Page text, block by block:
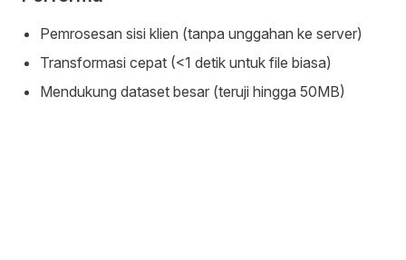
Pemrosesan sisi klien (tanpa unggahan ke server)
Transformasi cepat (<1 detik untuk file biasa)
Mendukung dataset besar (teruji hingga 50MB)